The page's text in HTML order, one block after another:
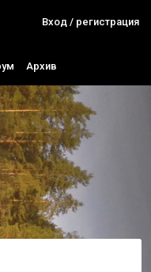
Вход / регистрация
Архив